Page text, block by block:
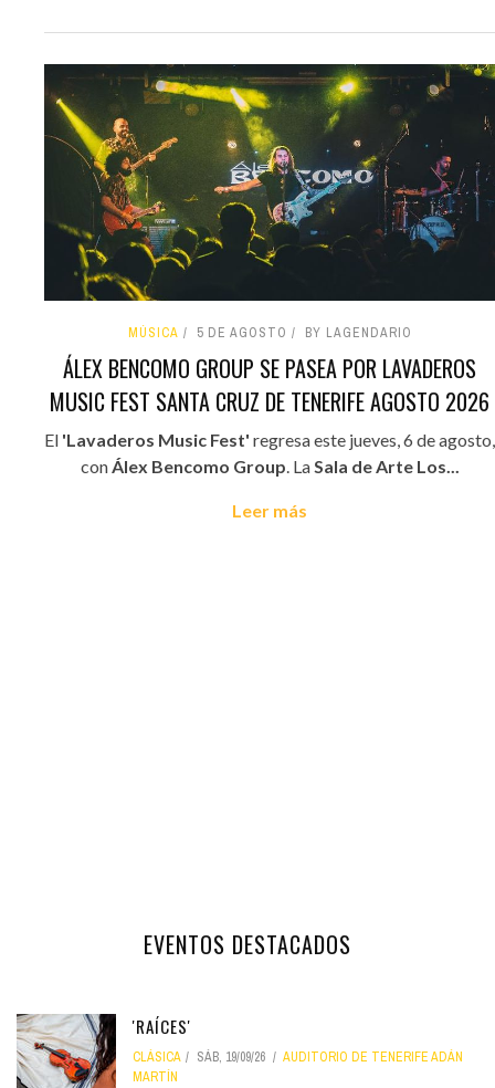
MÚSICA 5 DE AGOSTO BY LAGENDARIO
ÁLEX BENCOMO GROUP SE PASEA POR LAVADEROS
MUSIC FEST SANTA CRUZ DE TENERIFE AGOSTO 2026
El 'Lavaderos Music Fest' regresa este jueves, 6 de agosto,
conÁlex Bencomo Group. LaSala de Arte Los...
Leer más
EVENTOS DESTACADOS
'RAÍCES'
CLÁSICA SÁB, 19/09/26
AUDITORIO DE TENERIFE ADÁN
MARTÍN